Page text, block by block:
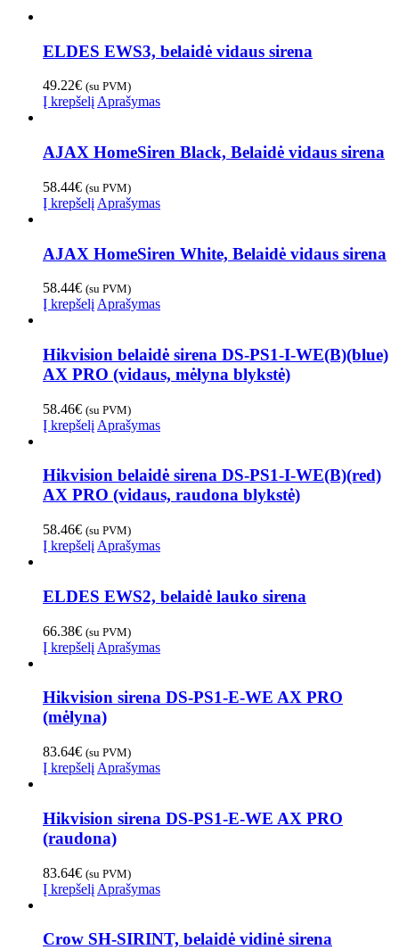
ELDES EWS3, belaidė vidaus sirena
49.22€ (su PVM)
Į krepšelįAprašymas
AJAX HomeSiren Black, Belaidė vidaus sirena
58.44€ (su PVM)
Į krepšelį Aprašymas
AJAX HomeSiren White, Belaidė vidaus sirena
58.44€ (su PVM)
Į krepšelį Aprašymas
Hikvision belaidė sirena DS-PS1-I-WE(B)(blue)
AX PRO (vidaus, mėlyna blykstė)
58.46€ (su PVM)
Į krepšelį Aprašymas
Hikvision belaidė sirena DS-PS1-I-WE(B)(red)
AX PRO (vidaus, raudona blykstė)
58.46€ (su PVM)
Į krepšelį Aprašymas
ELDES EWS2, belaidė lauko sirena
66.38€ (su PVM)
Į krepšelį Aprašymas
Hikvision sirena DS-PS1-E-WE AX PRO
(mėlyna)
83.64€ (su PVM)
Į krepšelį Aprašymas
Hikvision sirena DS-PS1-E-WE AX PRO
(raudona)
83.64€ (su PVM)
Į krepšelį Aprašymas
Crow SH-SIRINT, belaidė vidinė sirena